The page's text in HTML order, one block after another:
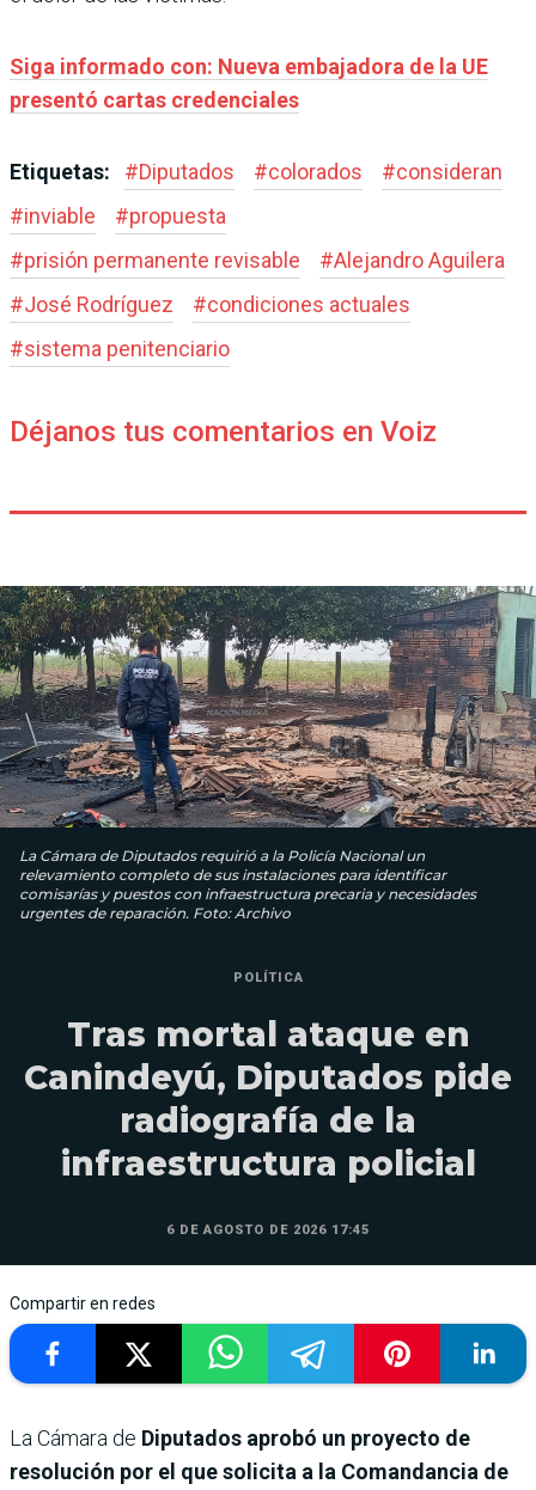
Siga informado con: Nueva embajadora de la UE
presentó cartas credenciales
Etiquetas: #Diputados #colorados #consideran
#inviable #propuesta
#prisión permanente revisable #Alejandro Aguilera
#José Rodríguez #condiciones actuales
#sistema penitenciario
Déjanos tus comentarios en Voiz
La Cámara de Diputados requirió a la Policía Nacional un
relevamiento completo de sus instalaciones para identificar
comisarías y puestos con infraestructura precaria y necesidades
urgentes de reparación. Foto: Archivo
POLÍTICA
Tras mortal ataque en
Canindeyú, Diputados pide
radiografía de la
infraestructura policial
6 DE AGOSTO DE 2026 17:45
Compartir en redes
La Cámara de Diputados aprobó un proyecto de
resolución por el que solicita a la Comandancia de